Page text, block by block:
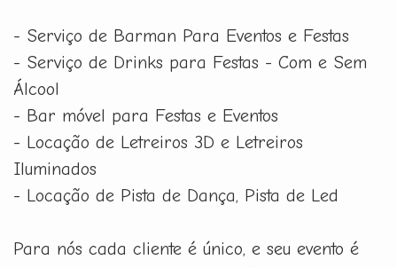
- Serviço de Barman Para Eventos e Festas
- Serviço de Drinks para Festas - Com e Sem
Álcool
- Bar móvel para Festas e Eventos
- Locação de Letreiros 3D e Letreiros
Iluminados
- Locação de Pista de Dança, Pista de Led
Para nós cada cliente é único, e seu evento é